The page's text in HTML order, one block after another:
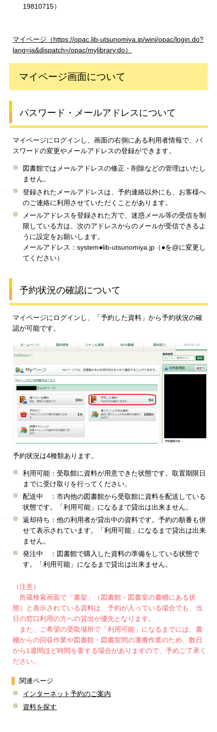
19810715）
マイページ（https://opac.lib-utsunomiya.jp/winj/opac/login.do?
lang=ja&dispatch=/opac/mylibrary.do）
マイページ画面について
パスワード・メールアドレスについて
マイページにログインし、画面の右側にある利用者情報で、パ
スワードの変更やメールアドレスの登録ができます。
図書館ではメールアドレスの修正・削除などの管理はいたし
ません。
登録されたメールアドレスは、予約連絡以外にも、お客様へ
のご連絡に利用させていただくことがあります。
メールアドレスを登録された方で、迷惑メール等の受信を制
限している方は、次のアドレスからのメールが受信できるよ
うに設定をお願いします。
メールアドレス：system●lib‐utsunomiya.jp（●を@に変更し
てください）
予約状況の確認について
マイページにログインし、「予約した資料」から予約状況の確
認が可能です。
予約状況は4種類あります。
利用可能：受取館に資料が用意できた状態です。取置期限日
までに受け取りを行ってください。
配送中 ：市内他の図書館から受取館に資料を配送している
状態です。「利用可能」になるまで貸出は出来ません。
返却待ち：他の利用者が貸出中の資料です。予約の順番も併
せて表示されています。「利用可能」になるまで貸出は出来
ません。
発注中 ：図書館で購入した資料の準備をしている状態で
す。「利用可能」になるまで貸出は出来ません。
（注意）
所蔵検索画面で「書架」（図書館・図書室の書棚にある状
態）と表示されている資料は、予約が入っている場合でも、当
日の窓口利用の方への貸出が優先となります。
また、ご希望の受取場所で「利用可能」になるまでには、書
棚からの回収作業や図書館・図書室間の運搬作業のため、数日
から1週間ほど時間を要する場合がありますので、予めご了承く
ださい。
関連ページ
インターネット予約のご案内
資料を探す